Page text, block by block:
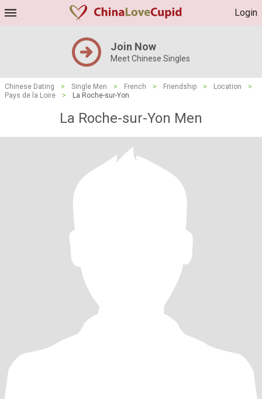
Login
Join Now
Meet Chinese Singles
Chinese Dating > Single Men > French > Friendship > Location
>
Pays de la Loire
> La Roche-sur-Yon
La Roche-sur-Yon Men